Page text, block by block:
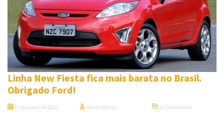
Linha New Fiesta fica mais barata no Brasil.
Obrigado Ford!
23 de janeiro de 2012 Renato Parizzi 12 Comentários